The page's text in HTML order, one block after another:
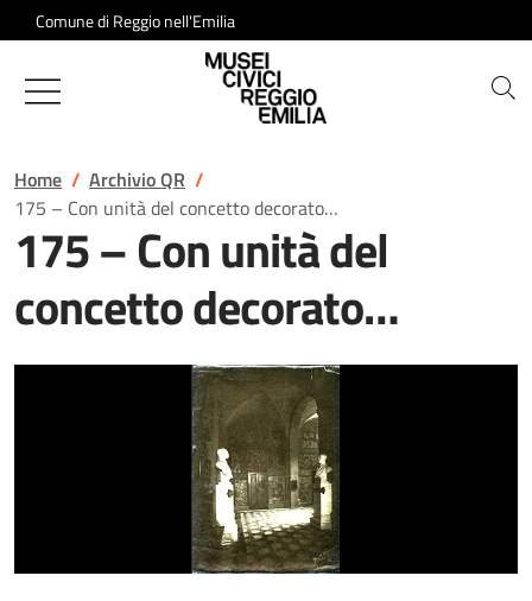
Salta al contenuto
Comune di Reggio nell'Emilia
Musei Civici di Reggio Emilia
Home
Archivio QR
175 – Con unità del concetto decorato…
175 – Con unità del
concetto decorato…